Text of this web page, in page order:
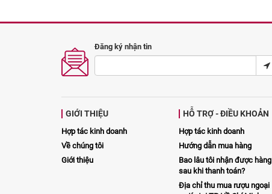
Đăng ký nhận tin
GIỚI THIỆU
Hợp tác kinh doanh
Về chúng tôi
Giới thiệu
HỖ TRỢ - ĐIỀU KHOẢN
Hợp tác kinh doanh
Hướng dẫn mua hàng
Bao lâu tôi nhận được hàng
sau khi thanh toán?
Địa chỉ thu mua rượu ngoại